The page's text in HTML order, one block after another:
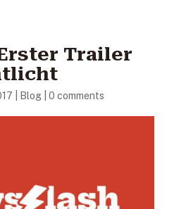
Trailer
Blog| 0 comments